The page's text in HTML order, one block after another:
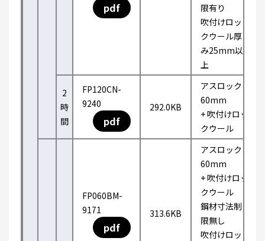
pdf
限有り
吹付けロッ
クウール厚
み25mm以
上
2
時
間
FP120CN-
9240
pdf
292.0KB
アスロック
60mm
+ 吹付けロッ
クウール
FP060BM-
9171
pdf
313.6KB
アスロック
60mm
+ 吹付けロッ
クウール
鋼材寸法制
限無し
吹付けロッ